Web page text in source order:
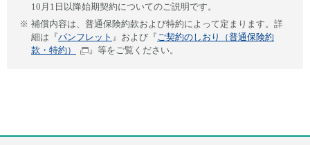
10月1日以降始期契約についてのご説明です。
※ 補償内容は、普通保険約款および特約によって定まります。詳
細は『パンフレット 』および『 ご契約のしおり（普通保険約
款・特約）
』等をご覧ください。